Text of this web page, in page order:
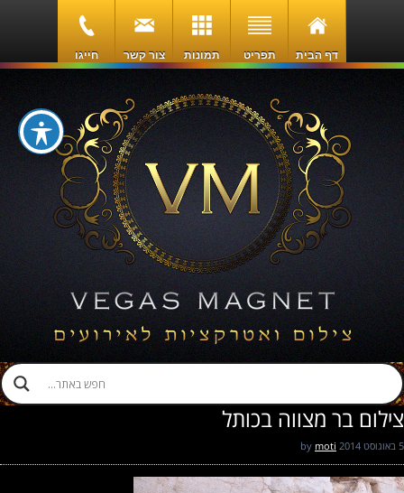
דף הבית תפריט תמונות צור קשר חייגו
צילום בר מצווה בכותל
5 באוגוסט 2014 moti